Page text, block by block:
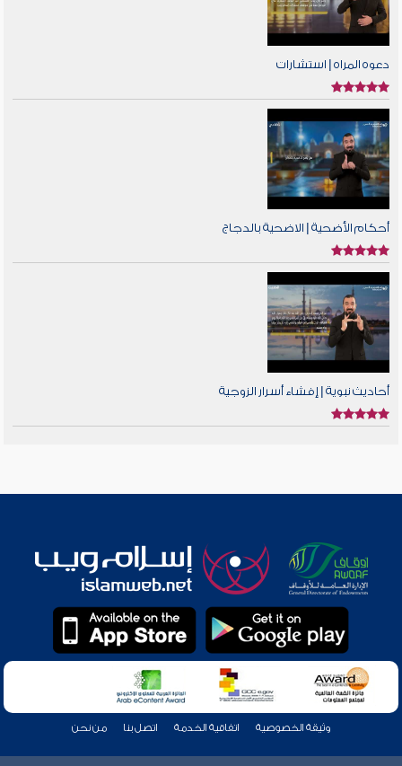
دعوه المراه | استشارات
أحكام الأضحية | الاضحية بالدجاج
أحاديث نبوية | إفشاء أسرار الزوجية
وثيقة الخصوصية اتفاقية الخدمة اتصل بنا من نحن